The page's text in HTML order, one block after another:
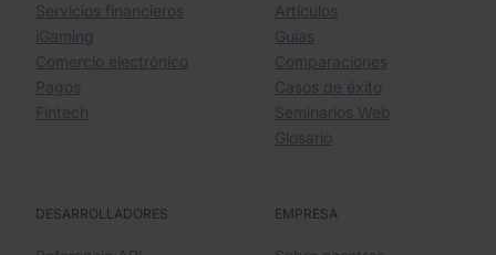
Servicios financieros
iGaming
Comercio electrónico
Pagos
Fintech
Artículos
Guías
Comparaciones
Casos de éxito
Seminarios Web
Glosario
DESARROLLADORES EMPRESA